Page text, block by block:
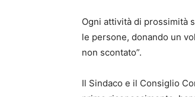
Ogni attività di prossimità
le persone, donando un
non scontato”.
Il Sindaco e il Consiglio